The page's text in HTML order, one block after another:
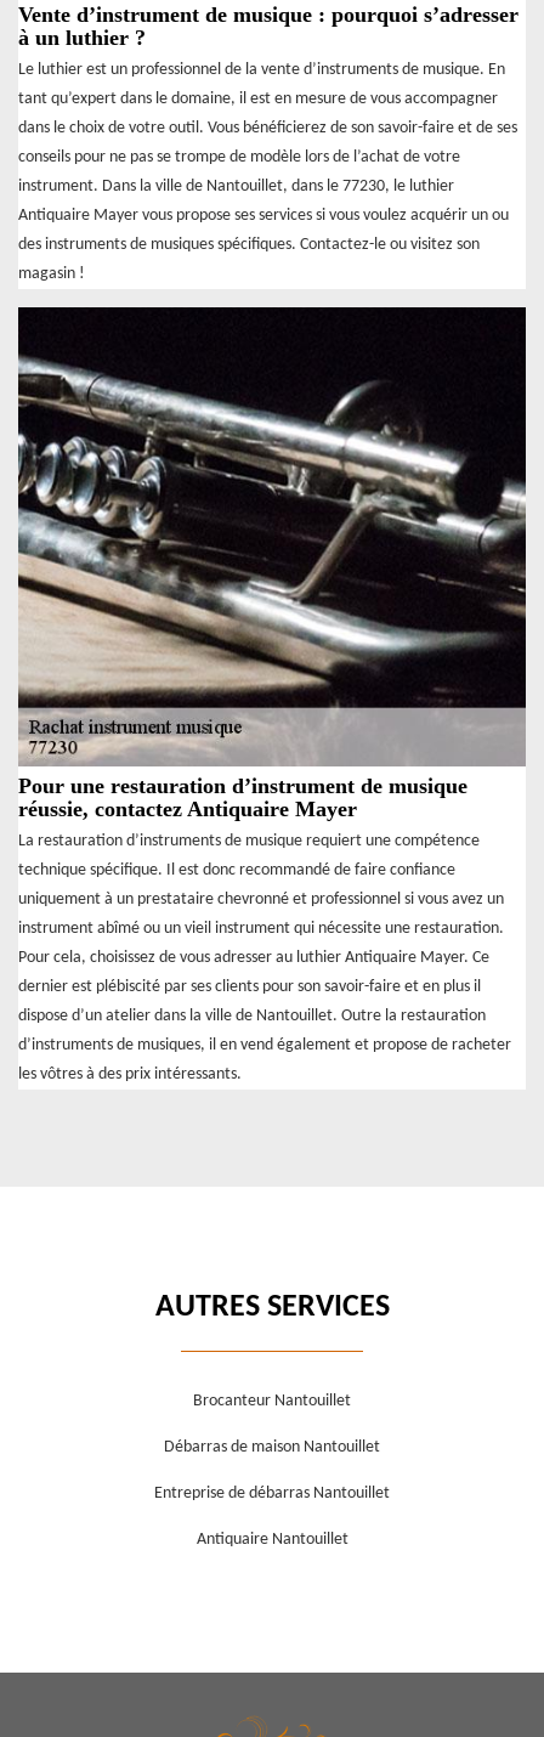
Vente d’instrument de musique : pourquoi s’adresser
à un luthier ?
Le luthier est un professionnel de la vente d’instruments de musique. En
tant qu’expert dans le domaine, il est en mesure de vous accompagner
dans le choix de votre outil. Vous bénéficierez de son savoir-faire et de ses
conseils pour ne pas se trompe de modèle lors de l’achat de votre
instrument. Dans la ville de Nantouillet, dans le 77230, le luthier
Antiquaire Mayer vous propose ses services si vous voulez acquérir un ou
des instruments de musiques spécifiques. Contactez-le ou visitez son
magasin !
Pour une restauration d’instrument de musique
réussie, contactez Antiquaire Mayer
La restauration d’instruments de musique requiert une compétence
technique spécifique. Il est donc recommandé de faire confiance
uniquement à un prestataire chevronné et professionnel si vous avez un
instrument abîmé ou un vieil instrument qui nécessite une restauration.
Pour cela, choisissez de vous adresser au luthier Antiquaire Mayer. Ce
dernier est plébiscité par ses clients pour son savoir-faire et en plus il
dispose d’un atelier dans la ville de Nantouillet. Outre la restauration
d’instruments de musiques, il en vend également et propose de racheter
les vôtres à des prix intéressants.
AUTRES SERVICES
Brocanteur Nantouillet
Débarras de maison Nantouillet
Entreprise de débarras Nantouillet
Antiquaire Nantouillet